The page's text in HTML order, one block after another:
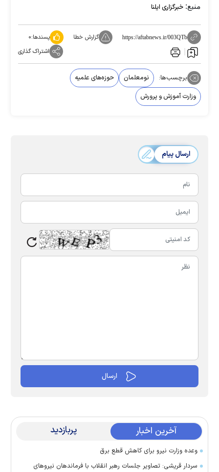
منبع: خبرگزاری ایلنا
https://aftabnews.ir/003QTb گزارش خطا پسندها:۰
اشتراک گذاری
برچسب‌ها: نومعلمان
حوزه‌های علمیه
وزارت آموزش و پرورش
ارسال پیام
آخرین اخبار پربازدید
وعده وزارت نیرو برای کاهش قطع برق
سردار قریشی: تصاویر جلسات رهبر انقلاب با فرماندهان نیرو‌های